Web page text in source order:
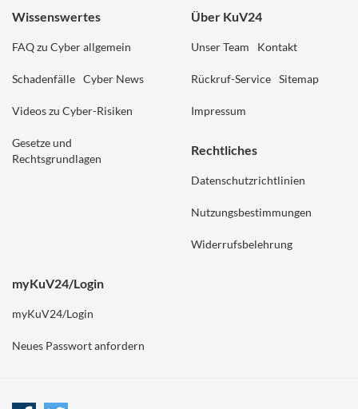
Wissenswertes
FAQ zu Cyber allgemein
Schadenfälle Cyber News
Videos zu Cyber-Risiken
Gesetze und
Rechtsgrundlagen
Über KuV24
Unser Team Kontakt
Rückruf-Service Sitemap
Impressum
Rechtliches
Datenschutzrichtlinien
Nutzungsbestimmungen
Widerrufsbelehrung
myKuV24/Login
myKuV24/Login
Neues Passwort anfordern